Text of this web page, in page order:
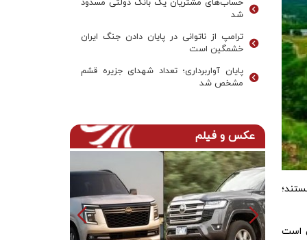
کافی است
حساب‌های مشتریان یک بانک‌ دولتی مسدود
شد
ترامپ از ناتوانی در پایان دادن جنگ ایران
خشمگین است
پایان آواربرداری؛ تعداد شهدای جزیره قشم
مشخص شد
عکس و فیلم